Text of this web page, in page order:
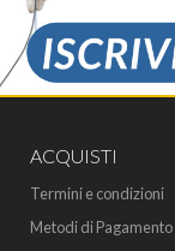
ACQUISTI
Termini e condizioni
Metodi di Pagamento